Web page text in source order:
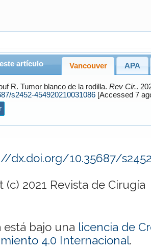
artículo Vancouver APA
R. Tumor blanco de la rodilla. Rev Cir..
s2452-454920210031086
dx.doi.org/10.35687/
(c) 2021 Revista de Cirugía
está bajo una licencia de
4.0 Internacional.